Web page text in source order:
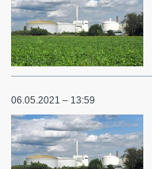
06.05.2021 – 13:59